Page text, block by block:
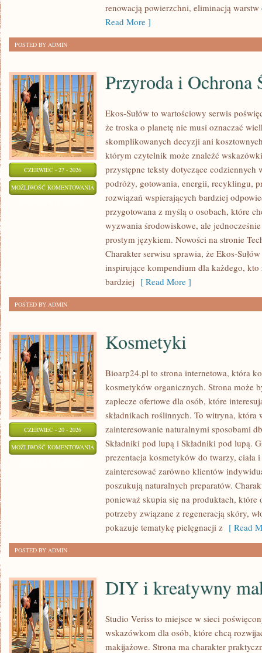
renowacją powierzchni, eliminacją
Read More ]
POSTED BY ADMIN
CZERWIEC - 27 - 2026
MOŻLIWOŚĆ KOMENTOWANIA PRZYRODA
OCHRONA
ŚRODOWISKA
Przyroda i Ochrona
Ekos-Sułów to wartościowy serwis
że troska o planetę nie musi oznaczać
skomplikowanych decyzji ani
którym czytelnik może znaleźć
przystępne teksty dotyczące
podróży, gotowania, energii, recyklingu,
rozwiązań wspierających bardziej
przygotowana z myślą o osobach, które
wyzwania środowiskowe, ale
prostym językiem. Nowości na stronie
Charakter serwisu sprawia, że Ekos-
inspirujące kompendium dla każdego, kto
bardziej [ Read More ]
POSTED BY ADMIN
CZERWIEC - 20 - 2026
MOŻLIWOŚĆ KOMENTOWANIA KOSMETYKI
Kosmetyki
Bioarp24.pl to strona internetowa, która
kosmetyków organicznych. Strona może
zaplecze ofertowe dla osób, które
składnikach roślinnych. To witryna, która
zainteresowanie naturalnymi sposobami
Składniki pod lupą i Składniki pod lupą.
prezentacja kosmetyków do twarzy, ciała
zainteresować zarówno klientów
poszukują naturalnych preparatów.
ponieważ skupia się na produktach, które
potrzeby związane z regeneracją skóry,
pokazuje tematykę pielęgnacji z [ Read
POSTED BY ADMIN
DIY i kreatywny
Studio Veriss to miejsce w sieci
wskazówkom dla osób, które chcą
makijażowe. Strona ma charakter